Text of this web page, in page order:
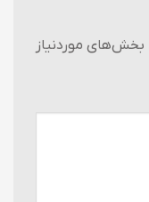
بخش‌های موردنیاز